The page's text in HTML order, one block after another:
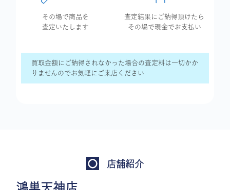
その場で商品を
査定いたします
査定結果に ご納得頂けたら
その場で現金で お支払い
買取金額にご納得されなかった場合の査定料は一切かか
りませんのでお気軽にご来店ください
店舗紹介
鴻巣天神店